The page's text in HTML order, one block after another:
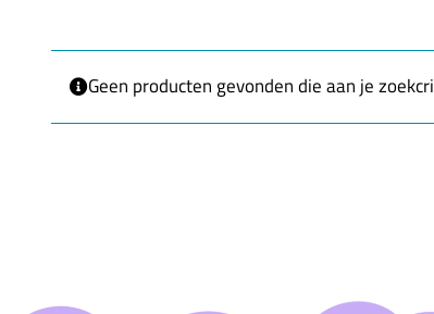
Geen producten gevonden die aan je